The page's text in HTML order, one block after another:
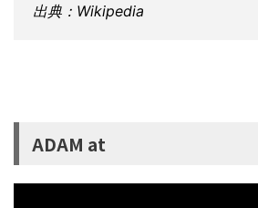
出典：Wikipedia
ADAM at